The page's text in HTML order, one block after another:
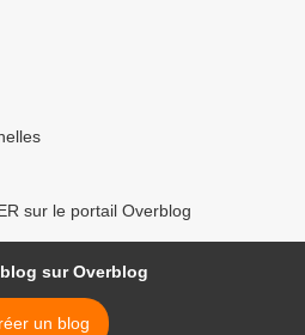
sur le portail Overblog
sur Overblog
un blog